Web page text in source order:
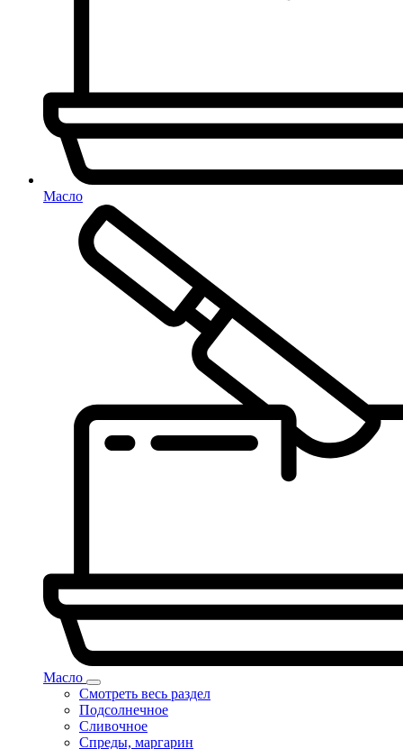
Масло
Масло
Смотреть весь раздел
Подсолнечное
Сливочное
Спреды, маргарин